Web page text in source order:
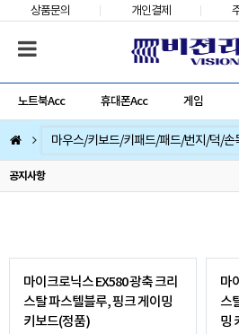
상품문의 개인결제
노트북Acc 휴대폰Acc 게임
컴퓨터부품
베스트 상품
컴퓨터주변기기
저장장치/네트웍/케이블/배터리/충전
마우스/키보드/키패드/패드/번지/덕/손
스피커/이어폰/헤드셋/거치대/마이크
게임
노트북Acc
게임슬라이더
휴대폰Acc
공지사항
비젼라인 영업시간
마이크로닉스 EX580 광축 크리
스탈 파스텔블루, 핑크 게이밍
키보드(정품)
마
스
밍